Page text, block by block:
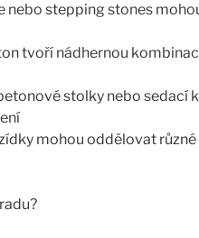
nebo stepping stones
tvoří nádhernou
stolky nebo sedací
mohou oddělovat